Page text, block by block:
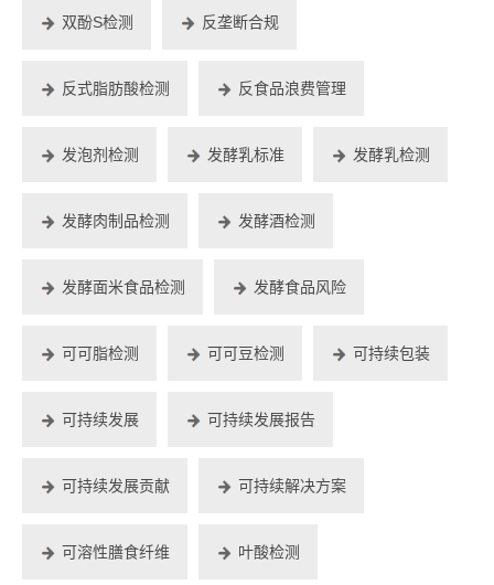
双酚S检测 反垄断合规
反式脂肪酸检测 反食品浪费管理
发泡剂检测 发酵乳标准 发酵乳检测
发酵肉制品检测 发酵酒检测
发酵面米食品检测 发酵食品风险
可可脂检测 可可豆检测 可持续包装
可持续发展 可持续发展报告
可持续发展贡献 可持续解决方案
可溶性膳食纤维 叶酸检测